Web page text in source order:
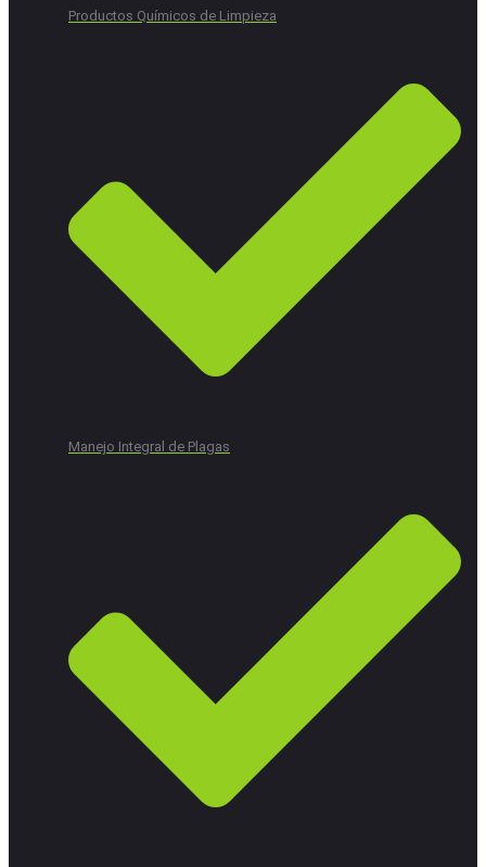
Productos Químicos de Limpieza
Manejo Integral de Plagas